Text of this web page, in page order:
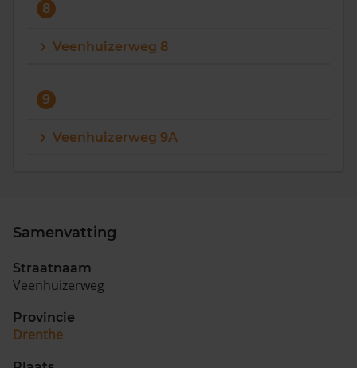
8
Veenhuizerweg 8
9
Veenhuizerweg 9A
Samenvatting
Straatnaam
Veenhuizerweg
Provincie
Drenthe